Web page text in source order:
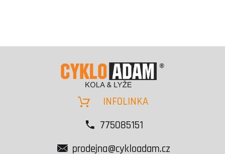
INFOLINKA
775085151
prodejna@cykloadam.cz